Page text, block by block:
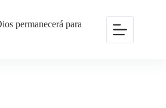
permanecerá para